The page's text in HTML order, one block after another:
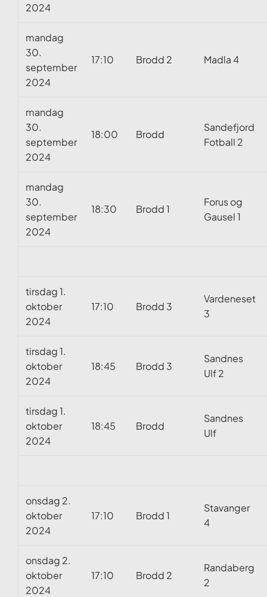
2024
mandag
30.
september
2024
17:10 Brodd 2 Madla 4
mandag
30.
september
2024
18:00 Brodd
Sandefjord
Fotball 2
mandag
30.
september
2024
18:30 Brodd 1
Forus og
Gausel 1
tirsdag 1.
oktober
2024
17:10 Brodd 3
Vardeneset
3
tirsdag 1.
oktober
2024
18:45 Brodd 3
Sandnes
Ulf 2
tirsdag 1.
oktober
2024
18:45 Brodd
Sandnes
Ulf
onsdag 2.
oktober
2024
17:10 Brodd 1
Stavanger
4
onsdag 2.
oktober
2024
17:10 Brodd 2
Randaberg
2